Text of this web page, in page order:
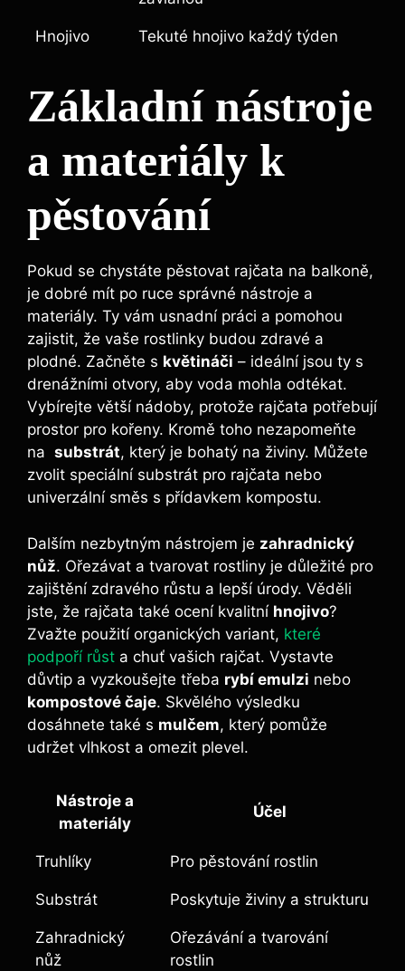
Hnojivo Tekuté hnojivo​ každý‌ týden
Základní⁣ nástroje
‍a ‌materiály k
pěstování
Pokud se ‍chystáte pěstovat rajčata na balkoně,
je ‍dobré ‌mít⁢ po ruce správné ⁣nástroje a
materiály. Ty vám usnadní práci⁣ a ⁤pomohou
zajistit, že vaše rostlinky budou zdravé a
plodné. Začněte s květináči – ideální jsou ty s⁢
drenážními ​otvory,⁣ aby voda mohla⁣ odtékat.
Vybírejte větší ​nádoby,‌ protože rajčata potřebují
prostor⁤ pro kořeny. Kromě ⁤toho nezapomeňte
⁣na ⁢ substrát, který ⁢je bohatý na živiny. Můžete
zvolit ⁣speciální substrát pro rajčata nebo
univerzální⁤ směs s ‍přídavkem kompostu.
Dalším nezbytným nástrojem je zahradnický
nůž. Ořezávat ‌a tvarovat rostliny‍ je​ důležité‌ pro
zajištění zdravého růstu a lepší‍ úrody. Věděli‍
jste, že rajčata také ocení kvalitní hnojivo?
Zvažte použití ⁤organických variant, které
podpoří růst a chuť⁢ vašich ​rajčat. Vystavte
důvtip a ​vyzkoušejte třeba rybí emulzi nebo
kompostové čaje.⁢ Skvělého ‍výsledku
dosáhnete také s mulčem, ‍který⁣ pomůže
udržet vlhkost a omezit ‌plevel.
Nástroje‍ a‌
materiály
Účel
Truhlíky Pro pěstování rostlin
Substrát Poskytuje živiny ​a strukturu
Zahradnický
nůž
Ořezávání ​a tvarování
rostlin